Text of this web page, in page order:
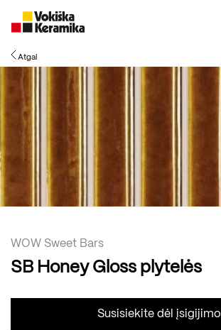
Atgal
WOW Sweet Bars
SB Honey Gloss plytelės
Susisiekite dėl įsigijimo
Meniu
Plytelės
Vonios kambario įranga
Specialūs pasiūlymai